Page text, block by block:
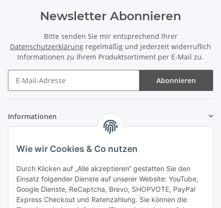
Newsletter Abonnieren
Bitte senden Sie mir entsprechend Ihrer
Datenschutzerklärung regelmäßig und jederzeit widerruflich
Informationen zu Ihrem Produktsortiment per E-Mail zu.
Abonnieren
Informationen
Zahlung & Versand
Wie wir Cookies & Co nutzen
Durch Klicken auf „Alle akzeptieren“ gestatten Sie den
Einsatz folgender Dienste auf unserer Website: YouTube,
Google Dienste, ReCaptcha, Brevo, SHOPVOTE, PayPal
Express Checkout und Ratenzahlung. Sie können die